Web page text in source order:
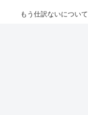
もう仕訳ないについて